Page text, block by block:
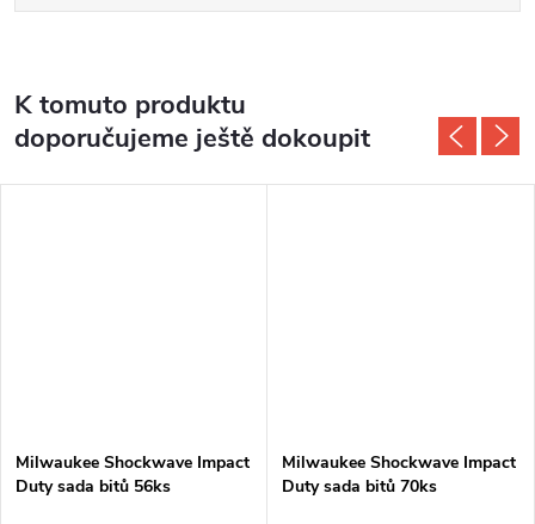
K tomuto produktu
doporučujeme ještě dokoupit
Milwaukee Shockwave Impact
Duty sada bitů 56ks
Milwaukee Shockwave Impact
Duty sada bitů 70ks